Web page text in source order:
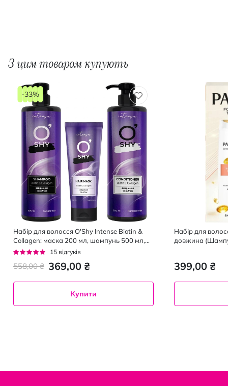
З цим товаром купують
Набір для волосся O'Shy Intense Biotin &
Collagen: маска 200 мл, шампунь 500 мл,
кондиціонер 500 мл
Рейтинг:
15 відгуків
369,00 ₴
558,00 ₴
-33%
Купити
Набір для
довжина
399,00 ₴